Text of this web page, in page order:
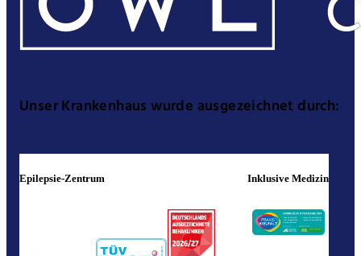
Unser Krankenhaus wurde ausgezeichnet durch:
Epilepsie-Zentrum Inklusive Medizin